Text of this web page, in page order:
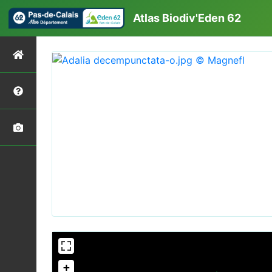
Atlas Biodiv'Eden 62
+